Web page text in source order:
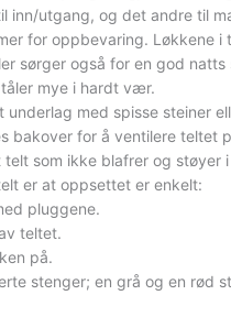
inn/utgang, og det andre til
for oppbevaring. Løkkene
sørger også for en god natts
mye i hardt vær.
med spisse steiner
bakover for å ventilere teltet
som ikke blafrer og
er at oppsettet er enkelt:
pluggene.
teltet.
på.
stenger; en grå og en rød